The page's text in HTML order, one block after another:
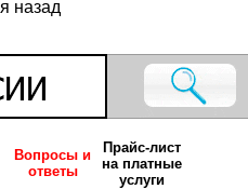
назад
Вопросы и
ответы
Прайс-лист
на платные
услуги